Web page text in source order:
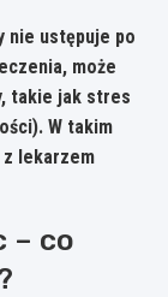
nie ustępuje po
może
takie jak stres
W takim
lekarzem
– co